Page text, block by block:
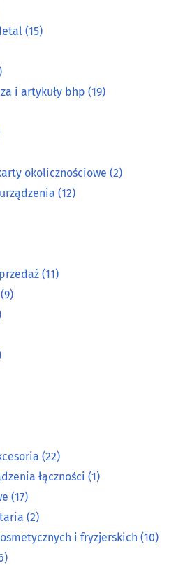
i artykuły bhp
okolicznościowe
(15)
i artykuły bhp (19)
okolicznościowe (2)
(12)
(11)
(9)
(22)
łączności (1)
(17)
(2)
i fryzjerskich (10)